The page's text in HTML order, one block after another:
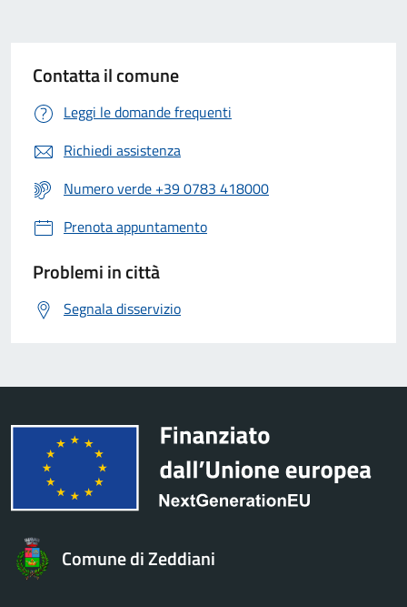
Contatta il comune
Leggi le domande frequenti
Richiedi assistenza
Numero verde +39 0783 418000
Prenota appuntamento
Problemi in città
Segnala disservizio
Comune di Zeddiani